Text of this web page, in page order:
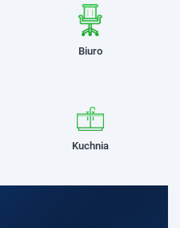
Biuro
Kuchnia